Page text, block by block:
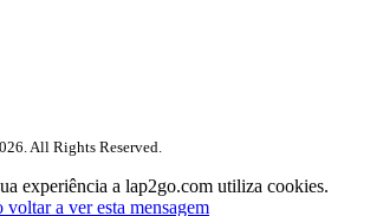
. All Rights Reserved.
experiência a lap2go.com utiliza cookies.
voltar a ver esta mensagem